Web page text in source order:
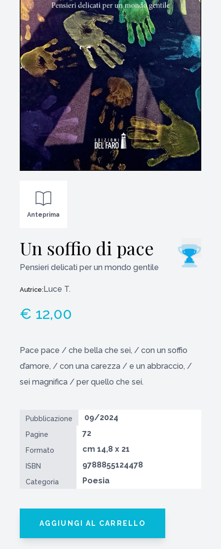
Anteprima
Un soffio di pace
Pensieri delicati per un mondo gentile
Autrice:Luce T.
€ 12,00
Pace pace / che bella che sei, / con un soffio
d’amore, / con una carezza / e un abbraccio, /
sei magnifica / per quello che sei.
Pubblicazione 09/2024
Pagine 72
Formato cm 14,8 x 21
ISBN 9788855124478
Categoria Poesia
AGGIUNGI AL CARRELLO